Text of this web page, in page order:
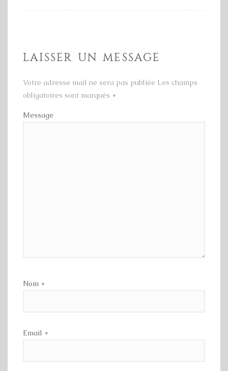
LAISSER UN MESSAGE
Votre adresse mail ne sera pas publiée Les champs
obligatoires sont marqués *
Message
Nom *
Email *